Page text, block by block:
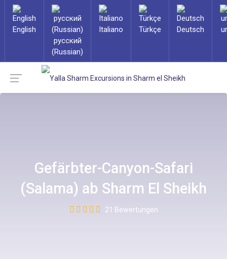
English
русский
(Russian)
Italiano Türkçe Deutsch ur
Gefärbter-Canyon-Safari
(Salama) ab Sharm El Sheikh
21 Bewertungen